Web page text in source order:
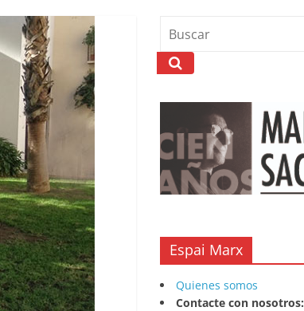
Espai Marx
Quienes somos
Contacte con nosotros: